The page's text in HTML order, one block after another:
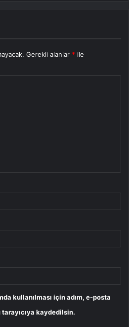
Gerekli alanlar * ile
kullanılması için adım, e-posta
kaydedilsin.